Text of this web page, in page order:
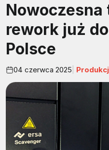
rework już
Polsce
04 czerwca 2025